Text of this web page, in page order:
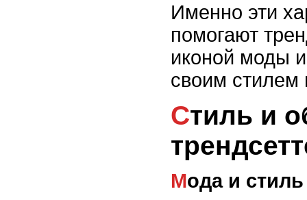
Именно эти
помогают
иконой моды
своим стилем
Стиль и образ жизни
Мода и стиль